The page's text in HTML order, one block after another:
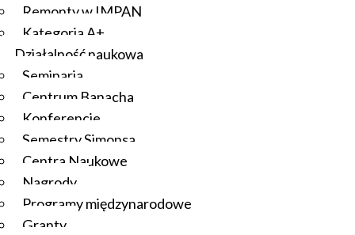
Remonty w IMPAN
Kategoria A+
Działalność naukowa
Seminaria
Centrum Banacha
Konferencje
Semestry Simonsa
Centra Naukowe
Nagrody
Programy międzynarodowe
Granty